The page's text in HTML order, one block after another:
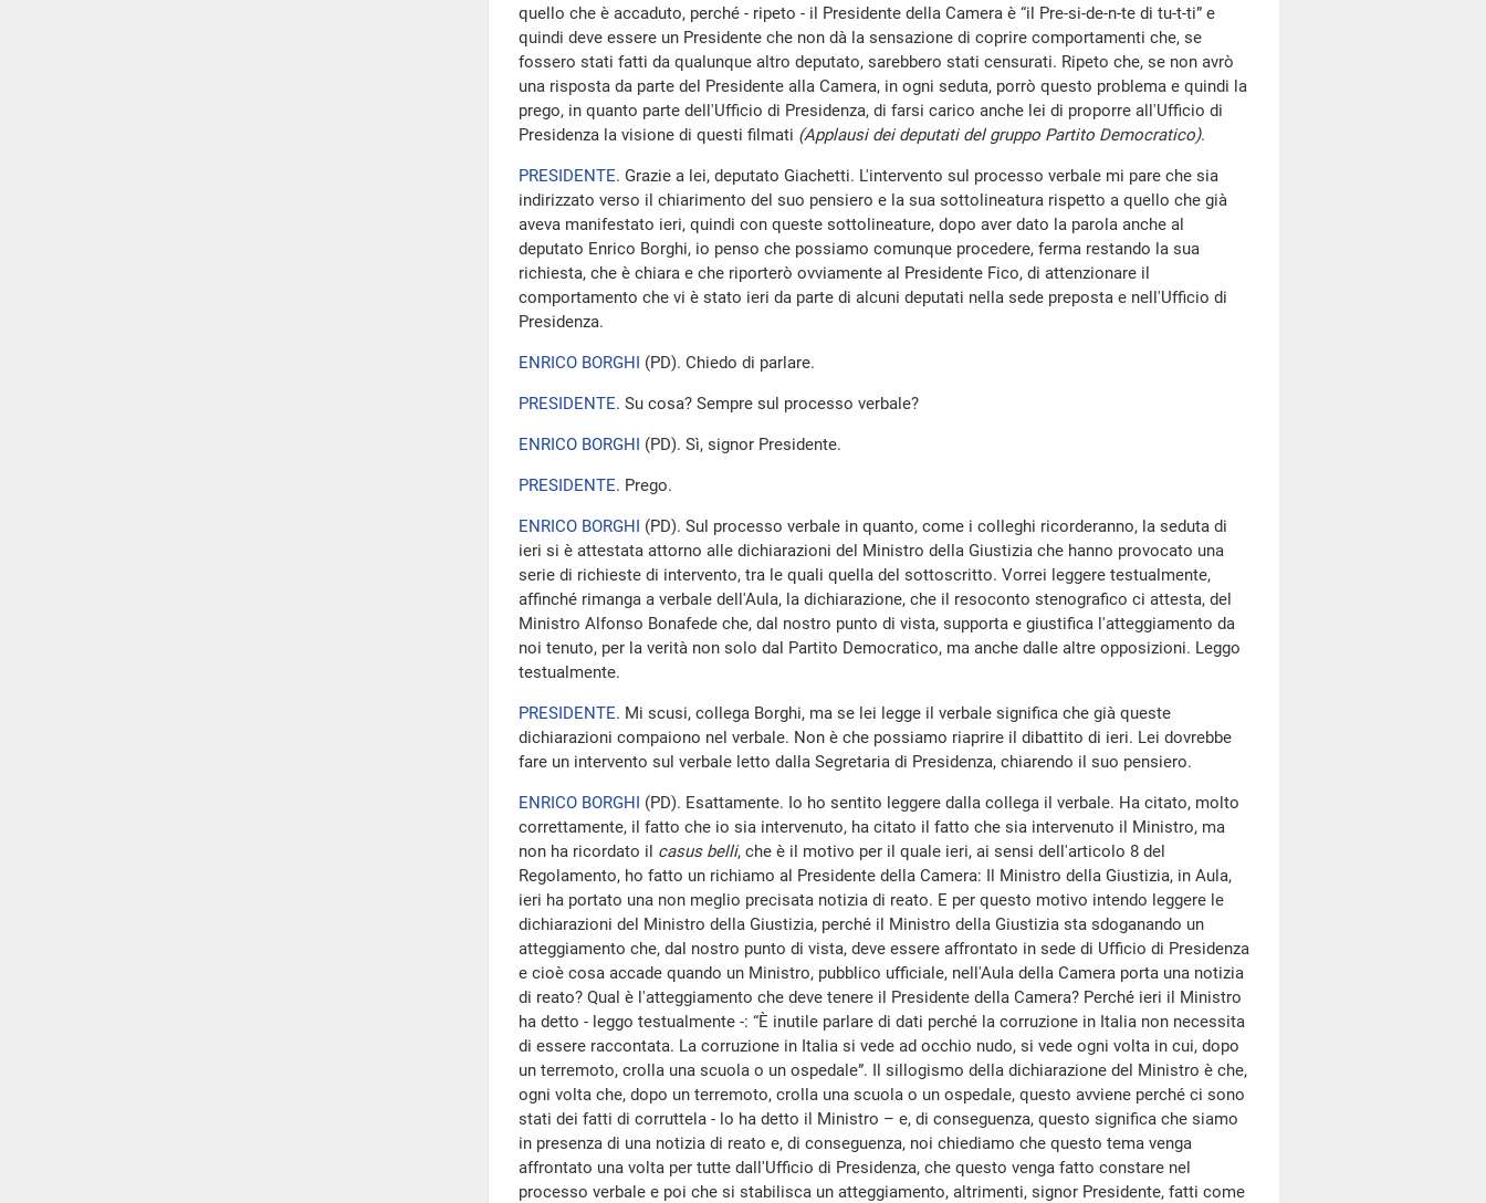
quello che è accaduto, perché - ripeto - il Presidente della Camera è “il Pre-si-de-n-te di tu-t-ti” e
quindi deve essere un Presidente che non dà la sensazione di coprire comportamenti che, se
fossero stati fatti da qualunque altro deputato, sarebbero stati censurati. Ripeto che, se non avrò
una risposta da parte del Presidente alla Camera, in ogni seduta, porrò questo problema e quindi la
prego, in quanto parte dell'Ufficio di Presidenza, di farsi carico anche lei di proporre all'Ufficio di
Presidenza la visione di questi filmati (Applausi dei deputati del gruppo Partito Democratico).
PRESIDENTE. Grazie a lei, deputato Giachetti. L'intervento sul processo verbale mi pare che sia
indirizzato verso il chiarimento del suo pensiero e la sua sottolineatura rispetto a quello che già
aveva manifestato ieri, quindi con queste sottolineature, dopo aver dato la parola anche al
deputato Enrico Borghi, io penso che possiamo comunque procedere, ferma restando la sua
richiesta, che è chiara e che riporterò ovviamente al Presidente Fico, di attenzionare il
comportamento che vi è stato ieri da parte di alcuni deputati nella sede preposta e nell'Ufficio di
Presidenza.
ENRICO BORGHI (PD). Chiedo di parlare.
PRESIDENTE. Su cosa? Sempre sul processo verbale?
ENRICO BORGHI (PD). Sì, signor Presidente.
PRESIDENTE. Prego.
ENRICO BORGHI (PD). Sul processo verbale in quanto, come i colleghi ricorderanno, la seduta di
ieri si è attestata attorno alle dichiarazioni del Ministro della Giustizia che hanno provocato una
serie di richieste di intervento, tra le quali quella del sottoscritto. Vorrei leggere testualmente,
affinché rimanga a verbale dell'Aula, la dichiarazione, che il resoconto stenografico ci attesta, del
Ministro Alfonso Bonafede che, dal nostro punto di vista, supporta e giustifica l'atteggiamento da
noi tenuto, per la verità non solo dal Partito Democratico, ma anche dalle altre opposizioni. Leggo
testualmente.
PRESIDENTE. Mi scusi, collega Borghi, ma se lei legge il verbale significa che già queste
dichiarazioni compaiono nel verbale. Non è che possiamo riaprire il dibattito di ieri. Lei dovrebbe
fare un intervento sul verbale letto dalla Segretaria di Presidenza, chiarendo il suo pensiero.
ENRICO BORGHI (PD). Esattamente. Io ho sentito leggere dalla collega il verbale. Ha citato, molto
correttamente, il fatto che io sia intervenuto, ha citato il fatto che sia intervenuto il Ministro, ma
non ha ricordato il casus belli, che è il motivo per il quale ieri, ai sensi dell'articolo 8 del
Regolamento, ho fatto un richiamo al Presidente della Camera: Il Ministro della Giustizia, in Aula,
ieri ha portato una non meglio precisata notizia di reato. E per questo motivo intendo leggere le
dichiarazioni del Ministro della Giustizia, perché il Ministro della Giustizia sta sdoganando un
atteggiamento che, dal nostro punto di vista, deve essere affrontato in sede di Ufficio di Presidenza
e cioè cosa accade quando un Ministro, pubblico ufficiale, nell'Aula della Camera porta una notizia
di reato? Qual è l'atteggiamento che deve tenere il Presidente della Camera? Perché ieri il Ministro
ha detto - leggo testualmente -: “È inutile parlare di dati perché la corruzione in Italia non necessita
di essere raccontata. La corruzione in Italia si vede ad occhio nudo, si vede ogni volta in cui, dopo
un terremoto, crolla una scuola o un ospedale”. Il sillogismo della dichiarazione del Ministro è che,
ogni volta che, dopo un terremoto, crolla una scuola o un ospedale, questo avviene perché ci sono
stati dei fatti di corruttela - lo ha detto il Ministro – e, di conseguenza, questo significa che siamo
in presenza di una notizia di reato e, di conseguenza, noi chiediamo che questo tema venga
affrontato una volta per tutte dall'Ufficio di Presidenza, che questo venga fatto constare nel
processo verbale e poi che si stabilisca un atteggiamento, altrimenti, signor Presidente, fatti come